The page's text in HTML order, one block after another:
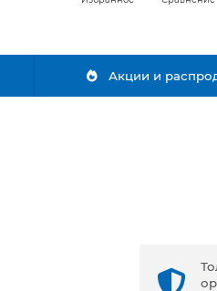
Акции и